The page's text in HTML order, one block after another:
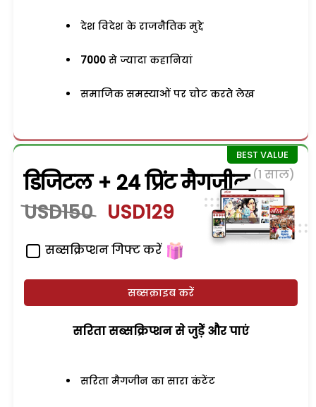
देश विदेश के राजनैतिक मुद्दे
7000 से ज्यादा कहानियां
समाजिक समस्याओं पर चोट करते लेख
डिजिटल + 24 प्रिंट मैगजीन (1 साल)
USD150 USD129
सब्सक्रिप्शन गिफ्ट करें
सब्सक्राइब करें
सरिता सब्सक्रिप्शन से जुड़ेें और पाएं
सरिता मैगजीन का सारा कंटेंट